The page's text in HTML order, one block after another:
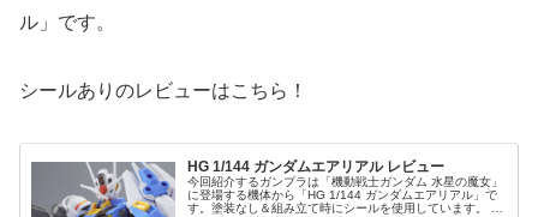
ル」です。
シールありのレビューはこちら！
HG 1/144 ガンダムエアリアル レビュー
今回紹介するガンプラは「機動戦士ガンダム 水星の魔女」
に登場する機体から「HG 1/144 ガンダムエアリアル」で
す。塗装なし＆組み立て時にシールを使用しています。 ↓